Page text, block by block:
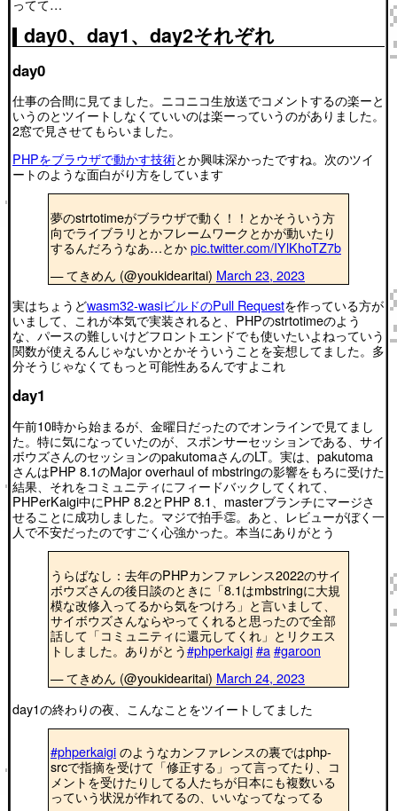
day0、day1、day2それぞれ
day0
仕事の合間に見てました。ニコニコ生放送でコメントするの楽ーと
いうのとツイートしなくていいのは楽ーっていうのがありました。
2窓で見させてもらいました。
PHPをブラウザで動かす技術とか興味深かったですね。次のツイ
ートのような面白がり方をしています
夢のstrtotimeがブラウザで動く！！とかそういう方
向でライブラリとかフレームワークとかが動いたり
するんだろうなあ…とかpic.twitter.com/IYlKhoTZ7b
— てきめん (@youkidearitai) March 23, 2023
実はちょうどwasm32-wasiビルドのPull Requestを作っている方が
いまして、これが本気で実装されると、PHPのstrtotimeのよう
な、パースの難しいけどフロントエンドでも使いたいよねっていう
関数が使えるんじゃないかとかそういうことを妄想してました。多
分そうじゃなくてもっと可能性あるんですよこれ
day1
午前10時から始まるが、金曜日だったのでオンラインで見てまし
た。特に気になっていたのが、スポンサーセッションである、サイ
ボウズさんのセッションのpakutomaさんのLT。実は、pakutoma
さんはPHP 8.1のMajor overhaul of mbstringの影響をもろに受けた
結果、それをコミュニティにフィードバックしてくれて、
PHPerKaigi中にPHP 8.2とPHP 8.1、masterブランチにマージさ
せることに成功しました。マジで拍手👏。あと、レビューがぼく一
人で不安だったのですごく心強かった。本当にありがとう
うらばなし：去年のPHPカンファレンス2022のサイ
ボウズさんの後日談のときに「8.1はmbstringに大規
模な改修入ってるから気をつけろ」と言いまして、
サイボウズさんならやってくれると思ったので全部
話して「コミュニティに還元してくれ」とリクエス
トしました。ありがとう#phperkaigi#a#garoon
— てきめん (@youkidearitai) March 24, 2023
day1の終わりの夜、こんなことをツイートしてました
#phperkaigiのようなカンファレンスの裏ではphp-
srcで指摘を受けて「修正する」って言ってたり、コ
メントを受けたりしてる人たちが日本にも複数いる
っていう状況が作れてるの、いいなってなってる